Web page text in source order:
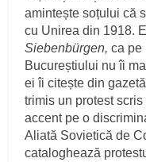
amintește soțului că
cu Unirea din 1918.
Siebenbürgen,ca pe
Bucureștiului nu îi
ei îi citește din
trimis un protest
accent pe o
Aliată Sovietică de
cataloghează